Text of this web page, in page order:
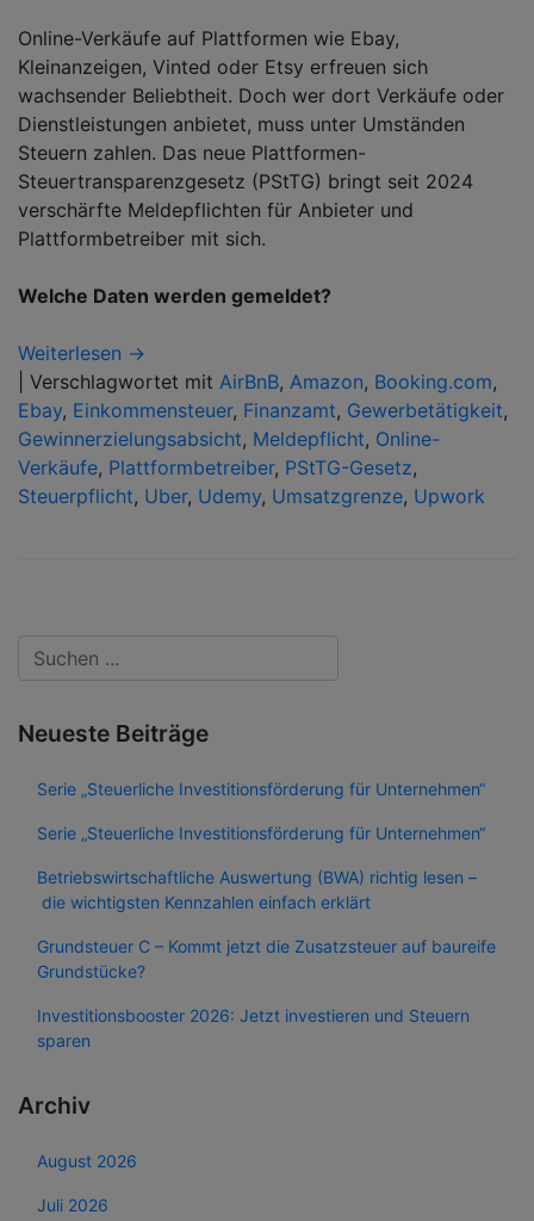
Online-Verkäufe auf Plattformen wie Ebay,
Kleinanzeigen, Vinted oder Etsy erfreuen sich
wachsender Beliebtheit. Doch wer dort Verkäufe oder
Dienstleistungen anbietet, muss unter Umständen
Steuern zahlen. Das neue Plattformen-
Steuertransparenzgesetz (PStTG) bringt seit 2024
verschärfte Meldepflichten für Anbieter und
Plattformbetreiber mit sich.
Welche Daten werden gemeldet?
Weiterlesen →
Verschlagwortet mit AirBnB, Amazon, Booking.com,
Ebay, Einkommensteuer, Finanzamt, Gewerbetätigkeit,
Gewinnerzielungsabsicht, Meldepflicht, Online-
Verkäufe, Plattformbetreiber, PStTG-Gesetz,
Steuerpflicht, Uber, Udemy, Umsatzgrenze, Upwork
Neueste Beiträge
Serie „Steuerliche Investitionsförderung für Unternehmen“
Serie „Steuerliche Investitionsförderung für Unternehmen“
Betriebswirtschaftliche Auswertung (BWA) richtig lesen –
die wichtigsten Kennzahlen einfach erklärt
Grundsteuer C – Kommt jetzt die Zusatzsteuer auf baureife
Grundstücke?
Investitionsbooster 2026: Jetzt investieren und Steuern
sparen
Archiv
August 2026
Juli 2026